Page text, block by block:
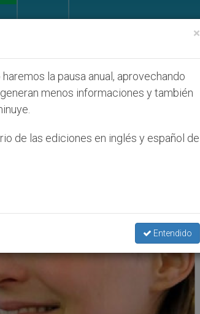
(y no sólo) en Tierra Santa
×
la pausa anual, aprovechando
menos informaciones y también
de las ediciones en inglés y español de
Entendido